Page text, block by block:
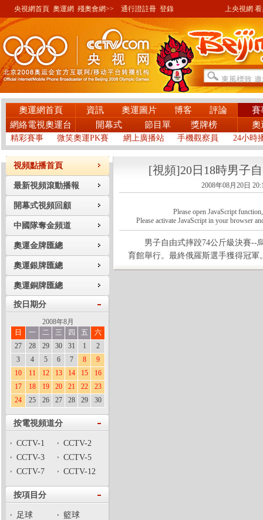
央視網首頁 奧運網 殘奧會網>> 通行證註冊 登錄 上央視網 看奧
奧運網首頁 資訊 奧運圖片 博客 評論
賽
網絡電視奧運台
開幕式 節目單 獎牌榜 奧
精彩賽事 微笑奧運PK賽 網上廣播站 手機觀察員 24小時
視頻點播首頁
最新視頻滾動播報
開幕式視頻回顧
中國隊奪金頻道
奧運金牌匯總
奧運銀牌匯總
奧運銅牌匯總
按日期分
2008年8月
日
一 二 三 四 五
六
27
28 29 30 31 1
2
3
4 5 6 7 8
9
10
11 12 13 14 15
16
17
18 19 20 21 22
23
24
25 26 27 28 29 30
按電視頻道分
CCTV-1
CCTV-2
CCTV-3
CCTV-5
CCTV-7
CCTV-12
按項目分
足球
籃球
[視頻]20日18時男子
2008年08月20日
Please open JavaScript
Please activate JavaScript in your browser
男子自由式摔跤74公斤級決賽--
育館舉行。最終俄羅斯選手獲得冠軍